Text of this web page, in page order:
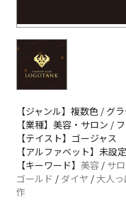
【ジャンル】複数色 / グ
【業種】美容・サロン /
【テイスト】ゴージャス
【アルファベット】未設定
【キーワード】 美容 / サ
ゴールド / ダイヤ /大人っ
作